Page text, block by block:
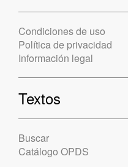
Condiciones de uso
Política de privacidad
Información legal
Textos
Buscar
Catálogo OPDS